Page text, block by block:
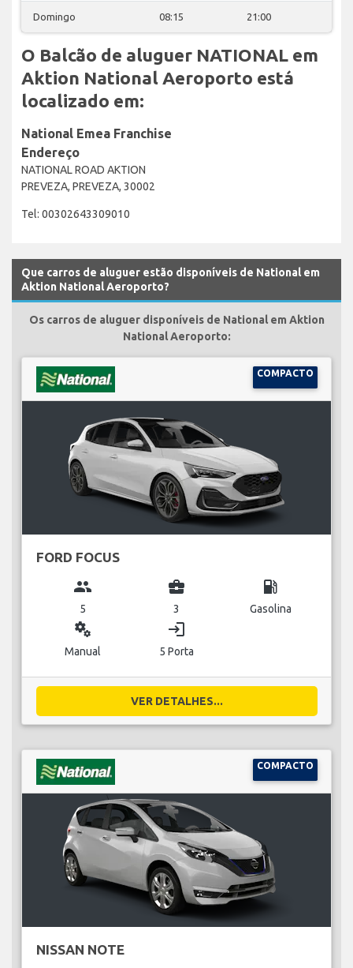
Domingo 08:15 21:00
O Balcão de aluguer NATIONAL em
Aktion National Aeroporto está
localizado em:
National Emea Franchise
Endereço
NATIONAL ROAD AKTION
PREVEZA, PREVEZA, 30002
Tel: 00302643309010
Que carros de aluguer estão disponíveis de National em
Aktion National Aeroporto?
Os carros de aluguer disponíveis de National em Aktion
National Aeroporto:
COMPACTO
FORD FOCUS
group
5
business_center
3
local_gas_station
Gasolina
miscellaneous_services
Manual
login
5 Porta
VER DETALHES...
COMPACTO
NISSAN NOTE